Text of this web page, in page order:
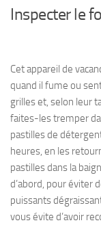
Inspecter le
Cet appareil de
quand il fume ou
grilles et, selon leur
faites-les tremper
pastilles de
heures, en les
pastilles dans la
d’abord, pour éviter
puissants
vous évite d’avoir